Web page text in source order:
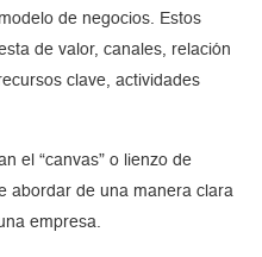
de negocios. Estos
de valor, canales, relación
clave, actividades
el “canvas” o lienzo de
abordar de una manera clara
empresa.